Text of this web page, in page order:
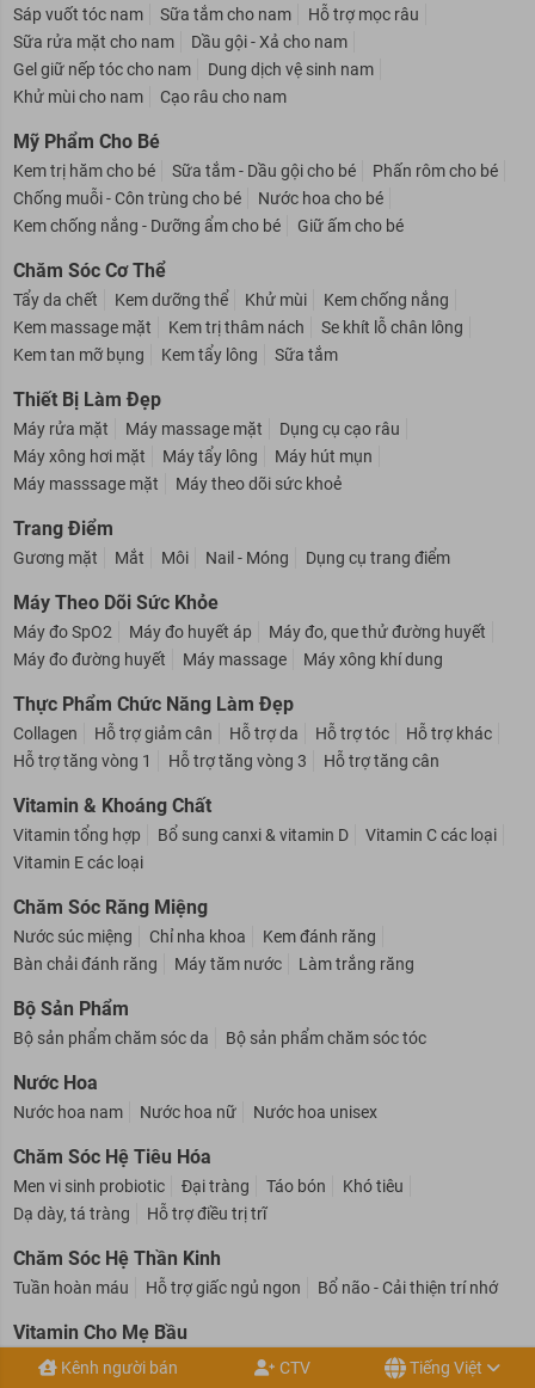
Kênh người bán CTV Tiếng Việt
Mỹ Phẩm Cho Nam
Sáp vuốt tóc nam Sữa tắm cho nam
Hỗ trợ mọc râu
Sữa rửa mặt cho nam
Dầu gội - Xả cho nam
Gel giữ nếp tóc cho nam
Dung dịch vệ sinh nam
Mỹ Phẩm Cho Bé
Kem trị hăm cho bé Sữa tắm - Dầu gội cho bé
Phấn rôm cho bé
Chống muỗi - Côn trùng cho bé
Nước hoa cho bé
Chăm Sóc Cơ Thể
Tẩy da chết Kem dưỡng thể Khử mùi
Kem chống nắng
Kem massage mặt
Kem trị thâm nách
Se khít lỗ chân lông
Thiết Bị Làm Đẹp
Máy rửa mặt Máy massage mặt
Dụng cụ cạo râu
Máy xông hơi mặt
Máy tẩy lông
Máy hút mụn
Trang Điểm
Máy Theo Dõi Sức Khỏe
Máy đo SpO2 Máy đo huyết áp
Máy đo, que thử đường huyết
Thực Phẩm Chức Năng Làm Đẹp
Collagen Hỗ trợ giảm cân Hỗ trợ da Hỗ trợ tóc
Hỗ trợ khác
Vitamin & Khoáng Chất
Vitamin tổng hợp
Chăm Sóc Răng Miệng
Nước súc miệng Chỉ nha khoa
Kem đánh răng
Bộ Sản Phẩm
Nước Hoa
Chăm Sóc Hệ Tiêu Hóa
Men vi sinh probiotic Đại tràng Táo bón
Chăm Sóc Hệ Thần Kinh
Vitamin Cho Mẹ Bầu